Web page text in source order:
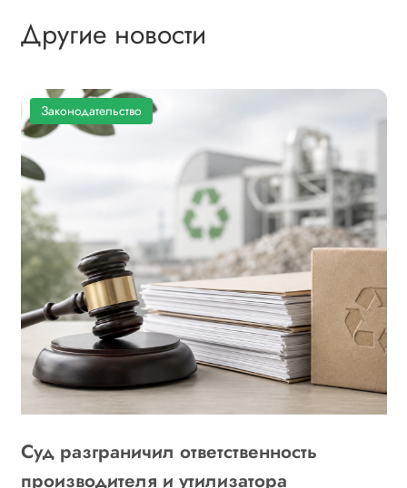
Другие новости
Законодательство
Суд разграничил ответственность
производителя и утилизатора